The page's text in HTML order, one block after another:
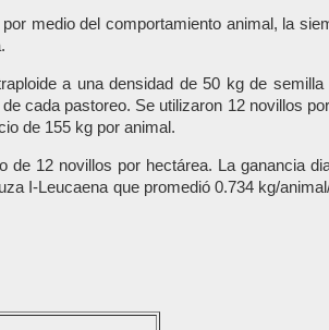
medio del comportamiento animal, la
a una densidad de 50 kg de semilla
cada pastoreo. Se utilizaron 12 novillos
de 155 kg por animal.
12 novillos por hectárea. La ganancia
I-Leucaena que promedió 0.734 kg/